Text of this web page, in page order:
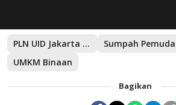
PLN UID Jakarta Raya Sumpah Pemuda
UMKM Binaan
Bagikan